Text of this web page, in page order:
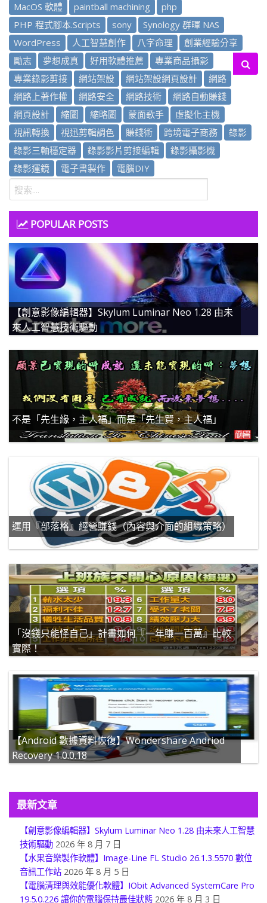
MacOS 軟體
paintball machining
php
PHP 程式腳本.Scripts
sony
Synology 群暉 NAS
WordPress
人工智慧創作 八字命理
創業經驗分享
勵志
夢想成真 好用軟體推薦
專業商品攝影
專業錄影剪接
網站架設 網站架設網頁設計
網路
網路上著作權
網路安全 網路技術
網路自動賺錢
網頁設計
縮圖 縮略圖 蒙面歌手
虛擬化主機
視訊轉換
視迅剪輯調色 賺錢術 跨境電子商務
錄影
錄影三軸穩定器
錄影影片剪接編輯
錄影攝影機
錄影運鏡
電子書製作 電腦DIY
POPULAR POSTS
【創意影像編輯器】Skylum Luminar Neo 1.28 由未
來人工智慧技術驅動
不是「先生緣，主人福」而是「先生賢，主人福」
運用『部落格』經營賺錢（內容與介面的組織策略）
「沒錢只能怪自己」計畫如何『一年賺一百萬』比較
實際！
【Android 數據資料恢復】Wondershare Andriod
Recovery 1.0.0.18
最新文章
【創意影像編輯器】Skylum Luminar Neo 1.28 由未來人工智慧
技術驅動 2026 年 8 月 7 日
【水果音樂製作軟體】Image-Line FL Studio 26.1.3.5570 數位
音訊工作站 2026 年 8 月 5 日
【電腦清理與效能優化軟體】IObit Advanced SystemCare Pro
19.5.0.226 讓你的電腦保持最佳狀態 2026 年 8 月 3 日